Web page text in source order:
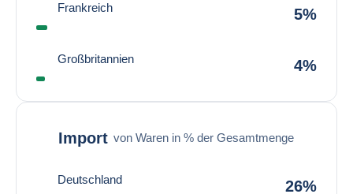
Frankreich 5%
Großbritannien 4%
Import von Waren in % der Gesamtmenge
Deutschland 26%